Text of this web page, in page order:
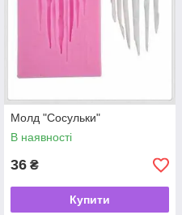
Молд "Сосульки"
В наявності
36 ₴
Купити